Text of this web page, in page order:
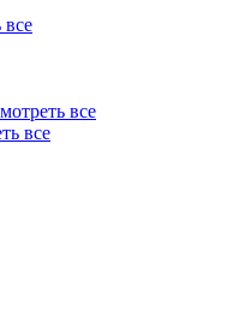
все
все
все